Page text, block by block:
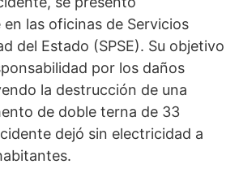
las oficinas de Servicios
del Estado (SPSE). Su objetivo
por los daños
la destrucción de una
de doble terna de 33
dejó sin electricidad a